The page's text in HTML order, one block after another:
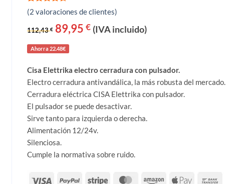
Valorado
con
base a
2
es de
(2 valoraciones de clientes)
112,43€ El
precio
era:
112,43 €.
89,95 €El
precio
(IVA incluido)
Ahorra 22.48€
Cisa Elettrika electro cerradura con pulsador.
Electro cerradura antivandálica, la más robusta del mercado.
Cerradura eléctrica CISA Elettrika con pulsador.
El pulsador se puede desactivar.
Sirve tanto para izquierda o derecha.
Alimentación 12/24v.
Silenciosa.
Cumple la normativa sobre ruido.